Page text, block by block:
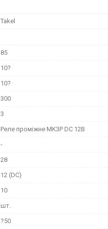
Takel
85
10?
10?
300
3
Реле проміжне MK3P DC 12В
-
28
12 (DC)
10
шт.
?50